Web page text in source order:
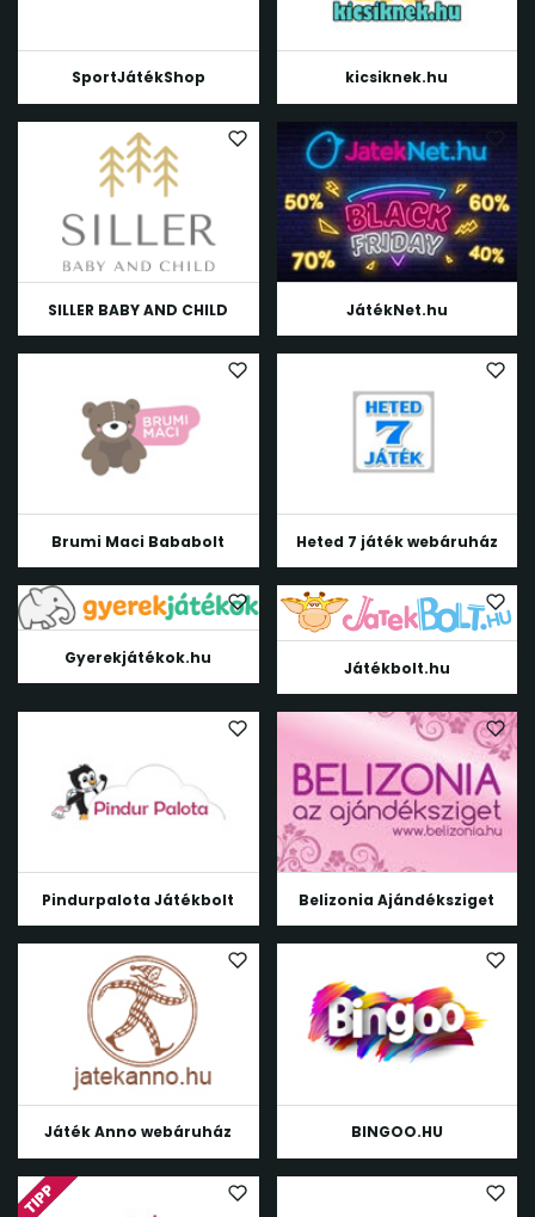
SportJátékShop kicsiknek.hu
SILLER BABY AND CHILD JátékNet.hu
Brumi Maci Bababolt Heted 7 játék webáruház
Gyerekjátékok.hu
Játékbolt.hu
Pindurpalota Játékbolt Belizonia Ajándéksziget
Játék Anno webáruház BINGOO.HU